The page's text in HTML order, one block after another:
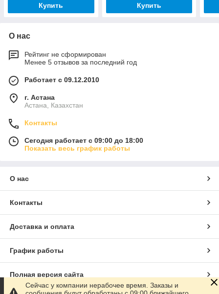
Купить Купить
О нас
Рейтинг не сформирован
Менее 5 отзывов за последний год
Работает с 09.12.2010
г. Астана
Астана, Казахстан
Контакты
Сегодня работает с 09:00 до 18:00
Показать весь график работы
О нас
Контакты
Доставка и оплата
График работы
Полная версия сайта
Сейчас у компании нерабочее время. Заказы и